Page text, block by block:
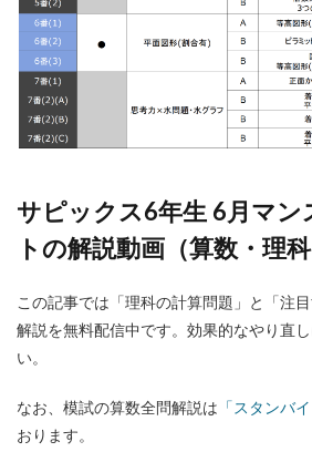
サピックス6年生 6月マン
トの解説動画（算数・理科
この記事では「理科の計算問題」と「注
解説を無料配信中です。効果的なやり直
い。
なお、模試の算数全問解説は 「スタンバイ
おります。